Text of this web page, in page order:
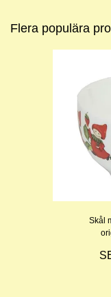
Flera populära
Skål